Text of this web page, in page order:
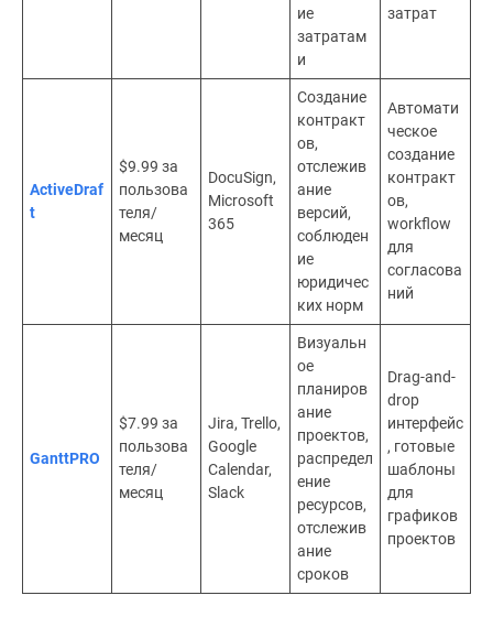
ие
затратам
и
затрат
ActiveDraf
t
$9.99 за
пользова
теля/
месяц
DocuSign,
Microsoft
365
Создание
контракт
ов,
отслежив
ание
версий,
соблюден
ие
юридичес
ких норм
Автомати
ческое
создание
контракт
ов,
workflow
для
согласова
ний
GanttPRO
$7.99 за
пользова
теля/
месяц
Jira, Trello,
Google
Calendar,
Slack
Визуальн
ое
планиров
ание
проектов,
распредел
ение
ресурсов,
отслежив
ание
сроков
Drag-and-
drop
интерфейс
, готовые
шаблоны
для
графиков
проектов